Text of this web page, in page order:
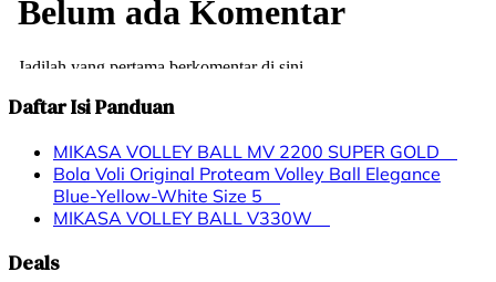
Daftar Isi Panduan
MIKASA VOLLEY BALL MV 2200 SUPER GOLD
Bola Voli Original Proteam Volley Ball Elegance
Blue-Yellow-White Size 5
MIKASA VOLLEY BALL V330W
Deals